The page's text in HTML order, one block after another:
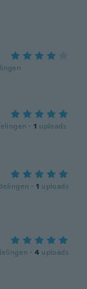
· 1 uploads
· 1 uploads
· 4 uploads